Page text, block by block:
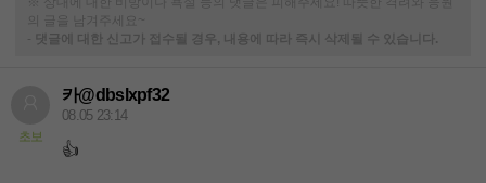
의 글을 남겨주세요~
-
댓글에 대한 신고가 접수될 경우, 내용에 따라 즉시 삭제될 수 있습니다.
초보
카@dbslxpf32
08.05 23:14
👍